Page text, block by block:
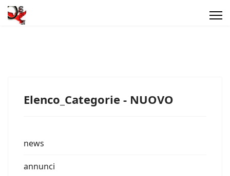
Elenco_Categorie - NUOVO
news
annunci